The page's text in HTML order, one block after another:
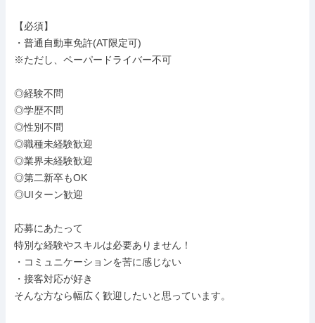
【必須】
・普通自動車免許(AT限定可)
※ただし、ペーパードライバー不可
◎経験不問
◎学歴不問
◎性別不問
◎職種未経験歓迎
◎業界未経験歓迎
◎第二新卒もOK
◎UIターン歓迎
応募にあたって
特別な経験やスキルは必要ありません！
・コミュニケーションを苦に感じない
・接客対応が好き
そんな方なら幅広く歓迎したいと思っています。